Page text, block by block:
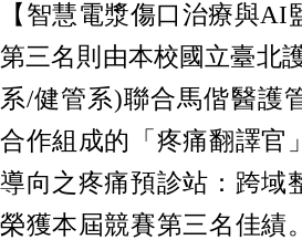
【智慧電漿傷口治療與AI
第三名則由本校國立臺北
系/健管系)聯合馬偕醫護
合作組成的「疼痛翻譯官
導向之疼痛預診站：跨域
榮獲本屆競賽第三名佳績